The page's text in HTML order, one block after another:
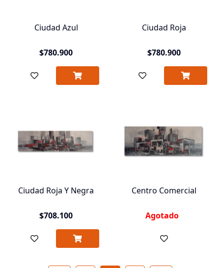
Ciudad Azul
$780.900
Ciudad Roja
$780.900
Ciudad Roja Y Negra
$708.100
Centro Comercial
Agotado